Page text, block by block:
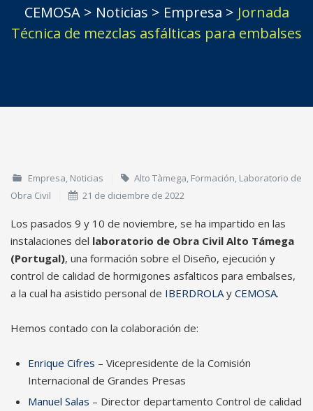
CEMOSA> Noticias > Empresa > Jornada
Técnica de mezclas asfálticas para embalses
Empresa, Noticias Alto Tàmega, Formación, Laboratorio de
Obra Civil
21 de diciembre de 2022
Los pasados 9 y 10 de noviembre, se ha impartido en las
instalaciones del laboratorio de Obra Civil Alto Támega
(Portugal), una formación sobre el Diseño, ejecución y
control de calidad de hormigones asfalticos para embalses,
a la cual ha asistido personal de IBERDROLAy CEMOSA.
Hemos contado con la colaboración de:
Enrique Cifres – Vicepresidente de la Comisión
Internacional de Grandes Presas
Manuel Salas – Director departamento Control de calidad